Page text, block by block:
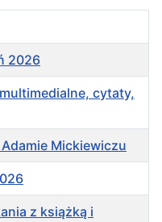
2026
cytaty,
Mickiewiczu
z książką i